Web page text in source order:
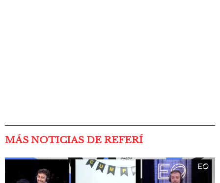
MÁS NOTICIAS DE REFERÍ